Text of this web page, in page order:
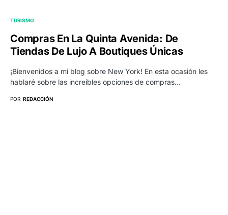
TURISMO
Compras En La Quinta Avenida: De
Tiendas De Lujo A Boutiques Únicas
¡Bienvenidos a mi blog sobre New York! En esta ocasión les
hablaré sobre las increíbles opciones de compras…
POR REDACCIÓN